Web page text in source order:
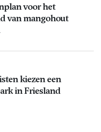
voor het
van mangohout
kiezen een
in Friesland